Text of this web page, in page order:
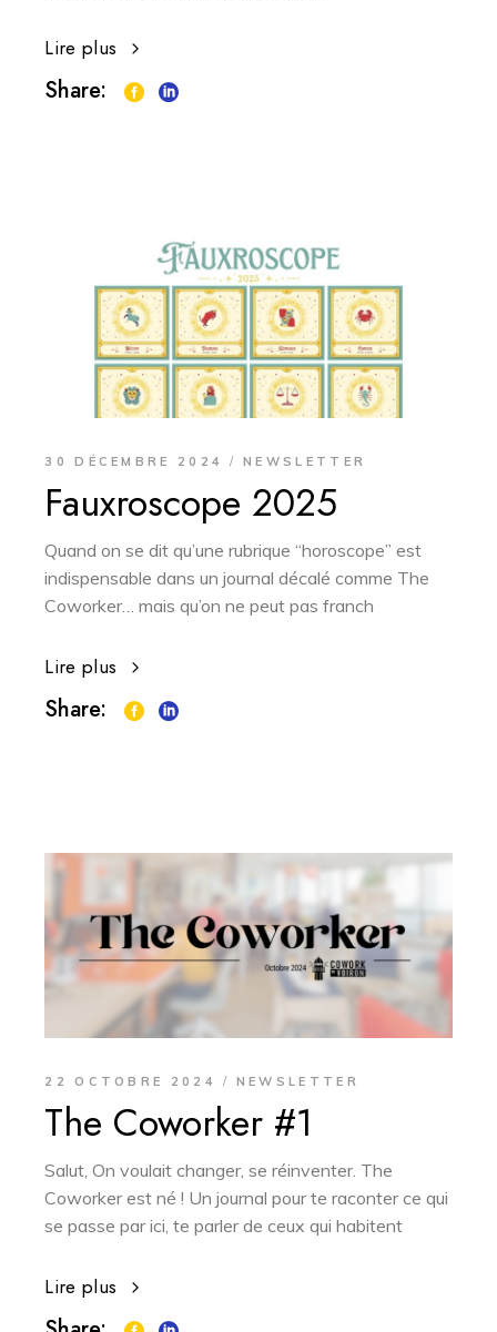
Lire plus
Share:
30 DÉCEMBRE 2024 NEWSLETTER
Fauxroscope 2025
Quand on se dit qu’une rubrique “horoscope” est
indispensable dans un journal décalé comme The
Coworker… mais qu’on ne peut pas franch
Lire plus
Share:
22 OCTOBRE 2024 NEWSLETTER
The Coworker #1
Salut, On voulait changer, se réinventer. The
Coworker est né ! Un journal pour te raconter ce qui
se passe par ici, te parler de ceux qui habitent
Lire plus